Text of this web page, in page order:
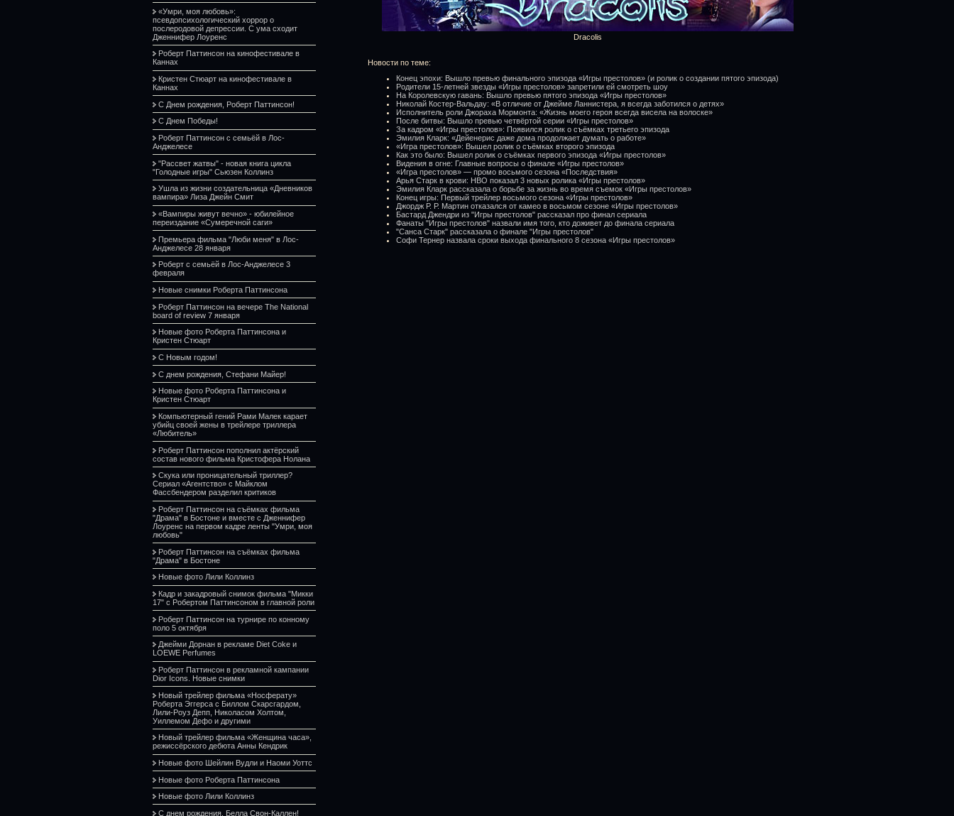
«Умри, моя любовь»:
псевдопсихологический хоррор о
послеродовой депрессии. С ума сходит
Дженнифер Лоуренс
Роберт Паттинсон на кинофестивале в
Каннах
Кристен Стюарт на кинофестивале в
Каннах
С Днем рождения, Роберт Паттинсон!
С Днем Победы!
Роберт Паттинсон с семьёй в Лос-
Анджелесе
"Рассвет жатвы" - новая книга цикла
"Голодные игры" Сьюзен Коллинз
Ушла из жизни создательница «Дневников
вампира» Лиза Джейн Смит
«Вампиры живут вечно» - юбилейное
переиздание «Сумеречной саги»
Премьера фильма "Люби меня" в Лос-
Анджелесе 28 января
Роберт с семьёй в Лос-Анджелесе 3
февраля
Новые снимки Роберта Паттинсона
Роберт Паттинсон на вечере The National
board of review 7 января
Новые фото Роберта Паттинсона и
Кристен Стюарт
С Новым годом!
С днем рождения, Стефани Майер!
Новые фото Роберта Паттинсона и
Кристен Стюарт
Компьютерный гений Рами Малек карает
убийц своей жены в трейлере триллера
«Любитель»
Роберт Паттинсон пополнил актёрский
состав нового фильма Кристофера Нолана
Скука или проницательный триллер?
Сериал «Агентство» с Майклом
Фассбендером разделил критиков
Роберт Паттинсон на съёмках фильма
"Драма" в Бостоне и вместе с Дженнифер
Лоуренс на первом кадре ленты "Умри, моя
любовь"
Роберт Паттинсон на съёмках фильма
"Драма" в Бостоне
Новые фото Лили Коллинз
Кадр и закадровый снимок фильма "Микки
17" с Робертом Паттинсоном в главной роли
Роберт Паттинсон на турнире по конному
поло 5 октября
Джейми Дорнан в рекламе Diet Coke и
LOEWE Perfumes
Роберт Паттинсон в рекламной кампании
Dior Icons. Новые снимки
Новый трейлер фильма «Носферату»
Роберта Эггерса с Биллом Скарсгардом,
Лили-Роуз Депп, Николасом Холтом,
Уиллемом Дефо и другими
Новый трейлер фильма «Женщина часа»,
режиссёрского дебюта Анны Кендрик
Новые фото Шейлин Вудли и Наоми Уоттс
Новые фото Роберта Паттинсона
Новые фото Лили Коллинз
С днем рождения, Белла Свон-Каллен!
Dracolis
Новости по теме:
Конец эпохи: Вышло превью финального эпизода «Игры престолов» (и ролик о создании пятого эпизода)
Родители 15-летней звезды «Игры престолов» запретили ей смотреть шоу
На Королевскую гавань: Вышло превью пятого эпизода «Игры престолов»
Николай Костер-Вальдау: «В отличие от Джейме Ланнистера, я всегда заботился о детях»
Исполнитель роли Джораха Мормонта: «Жизнь моего героя всегда висела на волоске»
После битвы: Вышло превью четвёртой серии «Игры престолов»
За кадром «Игры престолов»: Появился ролик о съёмках третьего эпизода
Эмилия Кларк: «Дейенерис даже дома продолжает думать о работе»
«Игра престолов»: Вышел ролик о съёмках второго эпизода
Как это было: Вышел ролик о съёмках первого эпизода «Игры престолов»
Видения в огне: Главные вопросы о финале «Игры престолов»
«Игра престолов» — промо восьмого сезона «Последствия»
Арья Старк в крови: HBO показал 3 новых ролика «Игры престолов»
Эмилия Кларк рассказала о борьбе за жизнь во время съемок «Игры престолов»
Конец игры: Первый трейлер восьмого сезона «Игры престолов»
Джордж Р. Р. Мартин отказался от камео в восьмом сезоне «Игры престолов»
Бастард Джендри из "Игры престолов" рассказал про финал сериала
Фанаты "Игры престолов" назвали имя того, кто доживет до финала сериала
"Санса Старк" рассказала о финале "Игры престолов"
Софи Тернер назвала сроки выхода финального 8 сезона «Игры престолов»